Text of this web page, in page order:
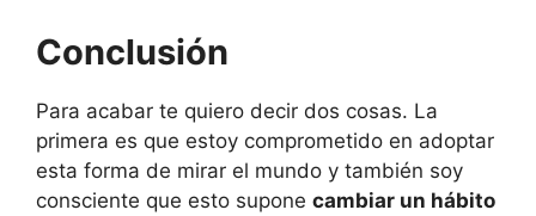
Conclusión
Para acabar te quiero decir dos cosas. La
primera es que estoy comprometido en adoptar
esta forma de mirar el mundo y también soy
consciente que esto supone cambiar un hábito